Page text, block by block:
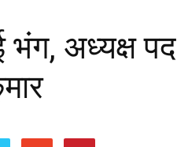
भंग, अध्यक्ष